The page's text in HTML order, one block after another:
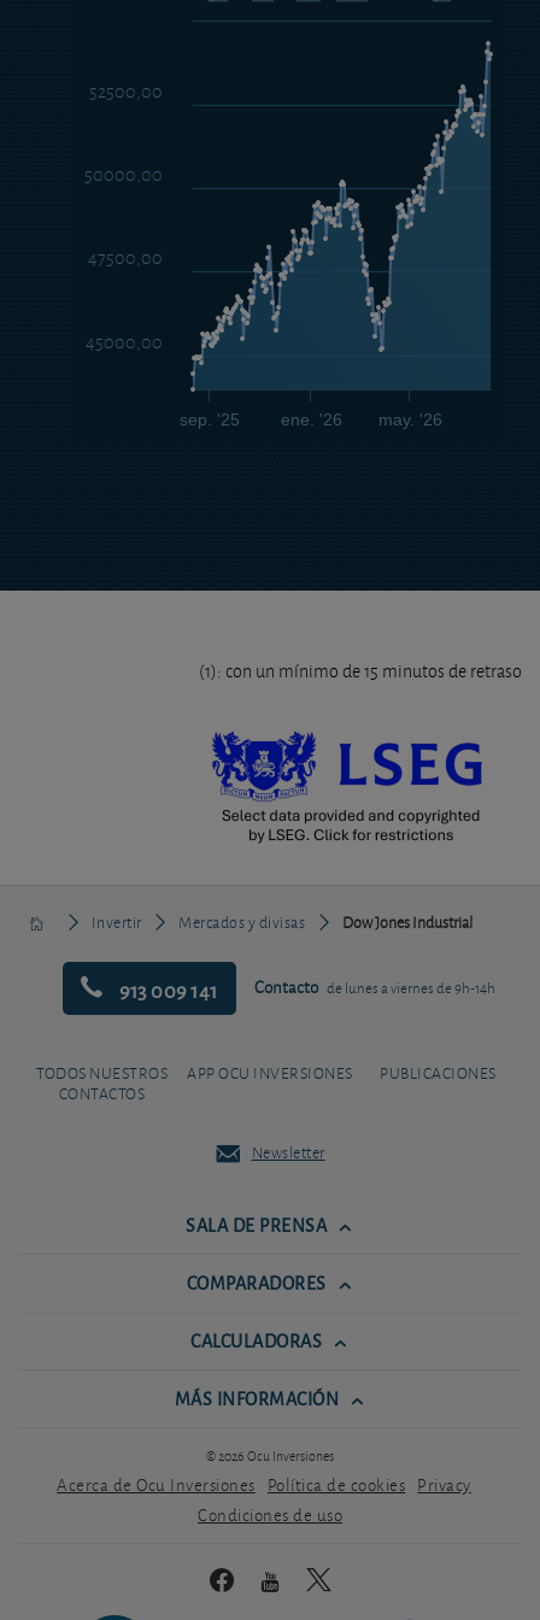
ene. '26
sep. '25 may. '26
45000,00
47500,00
50000,00
52500,00
(1): con un mínimo de 15 minutos de retraso
Invertir Mercados y divisas Dow Jones Industrial
913 009 141 Contacto de lunes a viernes de 9h-14h
TODOS NUESTROS
CONTACTOS
APP OCU INVERSIONES PUBLICACIONES
Newsletter
SALA DE PRENSA
COMPARADORES
CALCULADORAS
MÁS INFORMACIÓN
© 2026 Ocu Inversiones
Acerca de Ocu Inversiones Política de cookies Privacy
Condiciones de uso